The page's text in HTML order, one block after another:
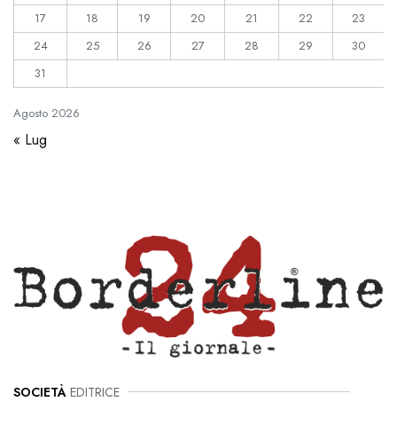
Agosto 2026
17
18 19 20 21 22
23
24
25 26 27 28 29
30
31
« Lug
SOCIETÀ EDITRICE